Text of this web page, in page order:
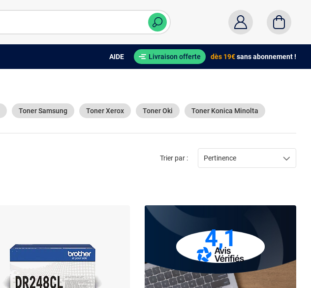
AIDE Livraison offerte dès 19€sans abonnement !
Toner Samsung Toner Xerox Toner Oki Toner Konica Minolta
Trier par : Pertinence
4,1